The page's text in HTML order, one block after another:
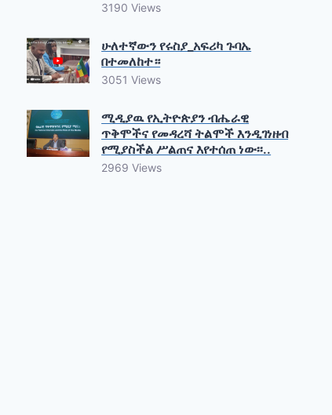
3190 Views
ሁለተኛውን የሩስያ_አፍሪካ ጉባኤ
በተመለከተ።
3051 Views
ሚዲያዉ የኢትዮጵያን ብሔራዊ
ጥቅሞችና የመዳረሻ ትልሞች እንዲገነዘብ
የሚያስችል ሥልጠና እየተሰጠ ነው፡፡..
2969 Views